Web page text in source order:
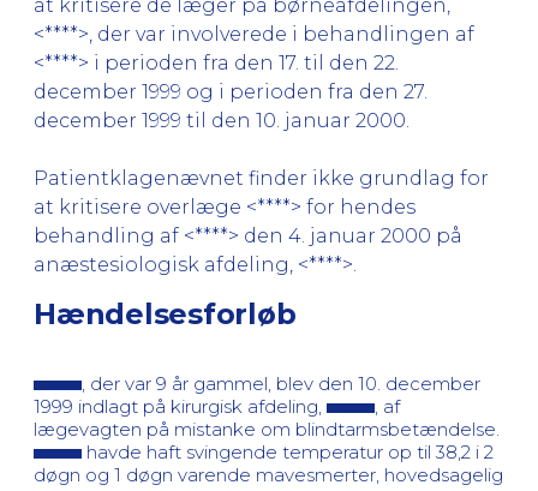
at kritisere de læger på børneafdelingen,
<****>, der var involverede i behandlingen af
<****> i perioden fra den 17. til den 22.
december 1999 og i perioden fra den 27.
december 1999 til den 10. januar 2000.
Patientklagenævnet finder ikke grundlag for
at kritisere overlæge <****> for hendes
behandling af <****> den 4. januar 2000 på
anæstesiologisk afdeling, <****>.
Hændelsesforløb
, der var 9 år gammel, blev den 10. december
1999 indlagt på kirurgisk afdeling,
, af
lægevagten på mistanke om blindtarmsbetændelse.
havde haft svingende temperatur op til 38,2 i 2
døgn og 1 døgn varende mavesmerter, hovedsagelig